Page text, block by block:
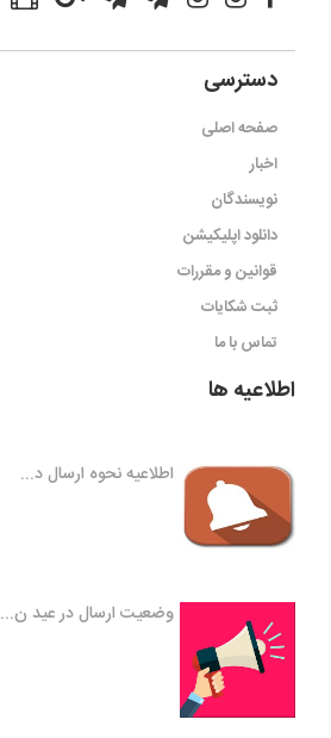
دسترسی
صفحه اصلی
اخبار
نویسندگان
دانلود اپلیکیشن
قوانین و مقررات
ثبت شکایات
تماس با ما
اطلاعیه ها
اطلاعیه نحوه ارسال د...
وضعیت ارسال در عید ن...